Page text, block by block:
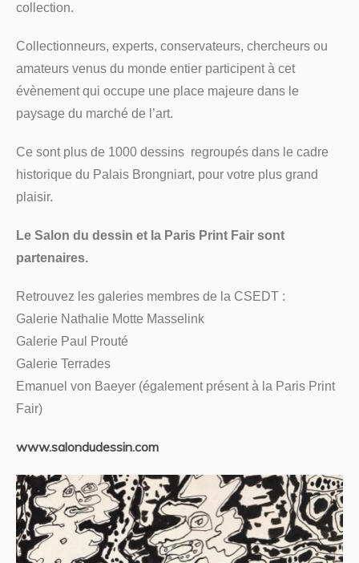
collection.
Collectionneurs, experts, conservateurs, chercheurs ou
amateurs venus du monde entier participent à cet
évènement qui occupe une place majeure dans le
paysage du marché de l’art.
Ce sont plus de 1000 dessins regroupés dans le cadre
historique du Palais Brongniart, pour votre plus grand
plaisir.
Le Salon du dessin et la Paris Print Fair sont
partenaires.
Retrouvez les galeries membres de la CSEDT :
Galerie Nathalie Motte Masselink
Galerie Paul Prouté
Galerie Terrades
Emanuel von Baeyer (également présent à la Paris Print
Fair)
www.salondudessin.com